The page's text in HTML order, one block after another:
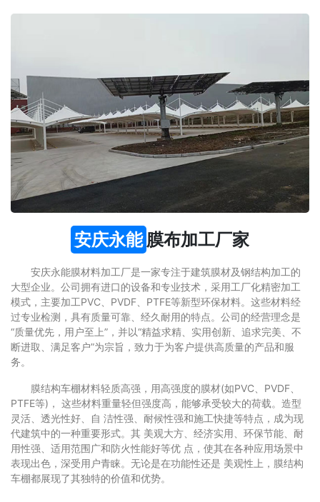
安庆永能 膜布加工厂家
安庆永能膜材料加工厂是一家专注于建筑膜材及钢结构加工的
大型企业。公司拥有进口的设备和专业技术，采用工厂化精密加工
模式，主要加工PVC、PVDF、PTFE等新型环保材料。这些材料经
过专业检测，具有质量可靠、经久耐用的特点。公司的经营理念是
“质量优先，用户至上”，并以“精益求精、实用创新、追求完美、不
断进取、满足客户”为宗旨，致力于为客户提供高质量的产品和服
务。
膜结构车棚材料轻质高强，用高强度的膜材(如PVC、PVDF、
PTFE等)， 这些材料重量轻但强度高，能够承受较大的荷载。造型
灵活、透光性好、自 洁性强、耐候性强和施工快捷等特点，成为现
代建筑中的一种重要形式。其 美观大方、经济实用、环保节能、耐
用性强、适用范围广和防火性能好等优 点，使其在各种应用场景中
表现出色，深受用户青睐。无论是在功能性还是 美观性上，膜结构
车棚都展现了其独特的价值和优势。